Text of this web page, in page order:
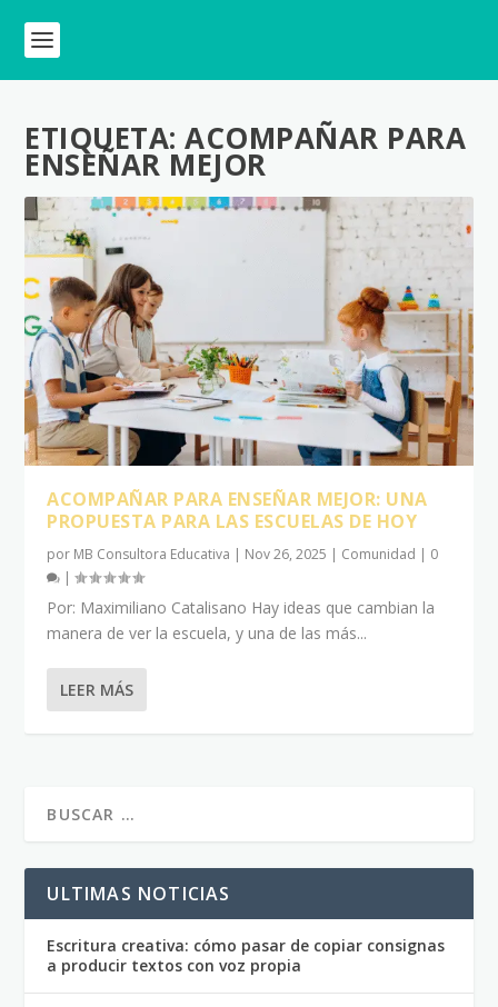
ETIQUETA:ACOMPAÑAR PARA
ENSEÑAR MEJOR
ACOMPAÑAR PARA ENSEÑAR MEJOR: UNA
PROPUESTA PARA LAS ESCUELAS DE HOY
por MB Consultora Educativa | Nov 26, 2025 | Comunidad | 0
|
Por: Maximiliano Catalisano Hay ideas que cambian la
manera de ver la escuela, y una de las más...
LEER MÁS
ULTIMAS NOTICIAS
Escritura creativa: cómo pasar de copiar consignas
a producir textos con voz propia